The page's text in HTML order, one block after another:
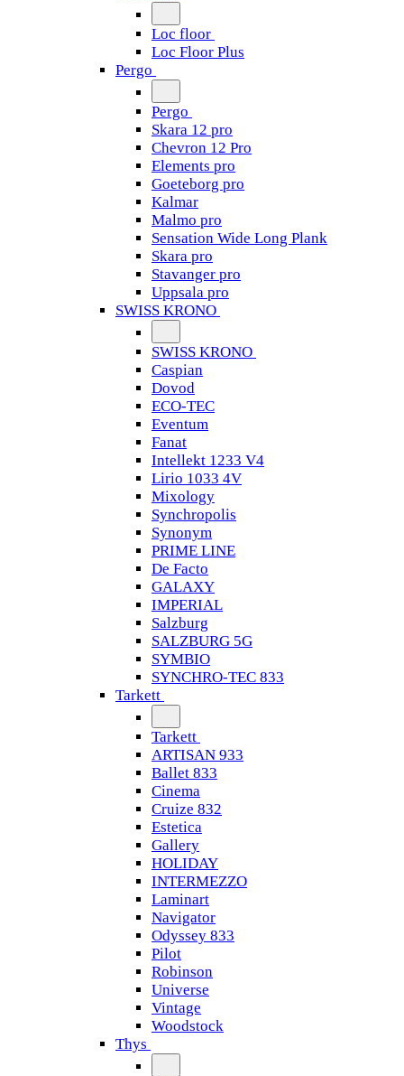
Loc floor
Loc Floor Plus
Pergo
Pergo
Skara 12 pro
Chevron 12 Pro
Elements pro
Goeteborg pro
Kalmar
Malmo pro
Sensation Wide Long Plank
Skara pro
Stavanger pro
Uppsala pro
SWISS KRONO
SWISS KRONO
Caspian
Dovod
ECO-TEC
Eventum
Fanat
Intellekt 1233 V4
Lirio 1033 4V
Mixology
Synchropolis
Synonym
PRIME LINE
De Facto
GALAXY
IMPERIAL
Salzburg
SALZBURG 5G
SYMBIO
SYNCHRO-TEC 833
Tarkett
Tarkett
ARTISAN 933
Ballet 833
Cinema
Cruize 832
Estetica
Gallery
HOLIDAY
INTERMEZZO
Laminart
Navigator
Odyssey 833
Pilot
Robinson
Universe
Vintage
Woodstock
Thys